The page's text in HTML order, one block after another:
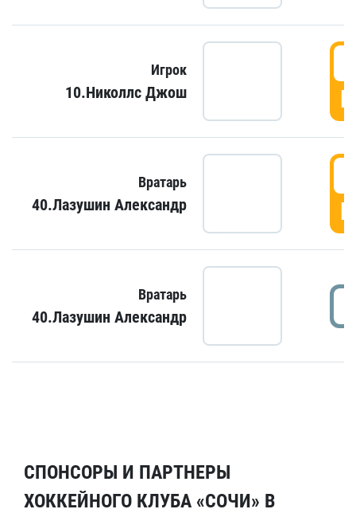
Игрок
10.Николлс Джош
Вратарь
40.Лазушин Александр
Вратарь
40.Лазушин Александр
СПОНСОРЫ И ПАРТНЕРЫ
ХОККЕЙНОГО КЛУБА «СОЧИ» В